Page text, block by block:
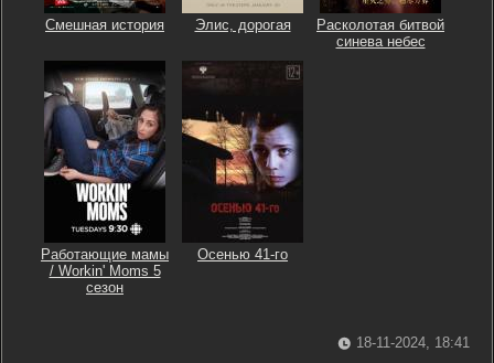
Смешная история Элис, дорогая
Расколотая битвой
синева небес
Работающие мамы
/ Workin' Moms 5
сезон
Осенью 41-го
18-11-2024, 18:41